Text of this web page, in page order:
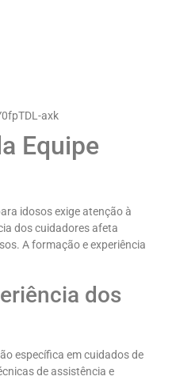
axk
Equipe
idosos exige atenção à
dos cuidadores afeta
A formação e experiência
dos
específica em cuidados de
de assistência e